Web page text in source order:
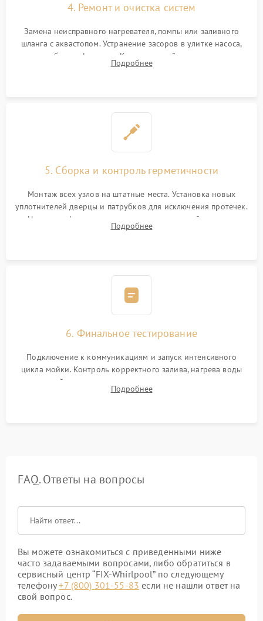
4. Ремонт и очистка систем
Замена неисправного нагревателя, помпы или заливного
шланга с аквастопом. Устранение засоров в улитке насоса,
патрубках и фильтрах. Компонентный ремонт платы
управления, восстановление поврежденной проводки.
Подробнее
5. Сборка и контроль герметичности
Монтаж всех узлов на штатные места. Установка новых
уплотнителей дверцы и патрубков для исключения протечек.
Надежная фиксация хомутов гидравлической системы,
сборка корпуса и установка датчика поплавка.
Подробнее
6. Финальное тестирование
Подключение к коммуникациям и запуск интенсивного
цикла мойки. Контроль корректного залива, нагрева воды
до нужной температуры, отсутствия посторонних шумов,
штатного слива и абсолютной сухости в поддоне.
Подробнее
FAQ. Ответы на вопросы
Вы можете ознакомиться с приведенными ниже
часто задаваемыми вопросами, либо обратиться в
сервисный центр “FIX-Whirlpool” по следующему
телефону+7 (800) 301-55-83 если не нашли ответ на
свой вопрос.